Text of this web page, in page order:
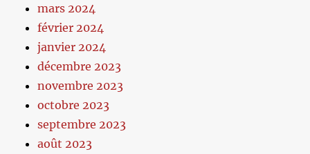
mars 2024
février 2024
janvier 2024
décembre 2023
novembre 2023
octobre 2023
septembre 2023
août 2023